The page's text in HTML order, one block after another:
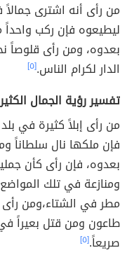
من رأى أنه اشترى
ليطيعوه فإن ركب واحداً
بعدوه، ومن رأى قلوصاً
الدار لكرام الناس.[٥]
تفسير رؤية الجمال
من رأى إبلاً كثيرة في
فإن ملكها نال سلطاناً
بعدوه، فإن رأى كأن
ومنازعة في تلك
مطر في الشتاء،ومن رأى
طاعون ومن قتل بعيراً
صريعاً.[٥]